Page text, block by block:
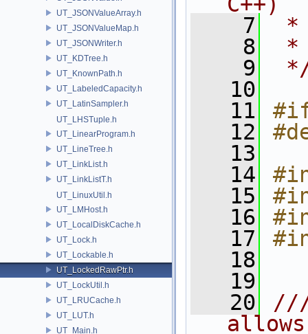
UT_JSONValueArray.h
UT_JSONValueMap.h
UT_JSONWriter.h
UT_KDTree.h
UT_KnownPath.h
UT_LabeledCapacity.h
UT_LatinSampler.h
UT_LHSTuple.h
UT_LinearProgram.h
UT_LineTree.h
UT_LinkList.h
UT_LinkListT.h
UT_LinuxUtil.h
UT_LMHost.h
UT_LocalDiskCache.h
UT_Lock.h
UT_Lockable.h
UT_LockedRawPtr.h
UT_LockUtil.h
UT_LRUCache.h
UT_LUT.h
UT_Main.h
    7
*
    8
*
    9
   10
   11
   12
   13
   14
   15
   16
   17
   18
   19
   20
///